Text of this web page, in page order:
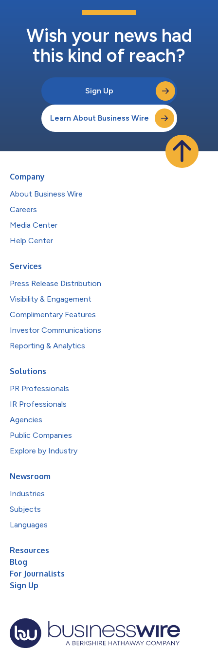
Wish your news had
this kind of reach?
Sign Up
Learn About Business Wire
Company
About Business Wire
Careers
Media Center
Help Center
Services
Press Release Distribution
Visibility & Engagement
Complimentary Features
Investor Communications
Reporting & Analytics
Solutions
PR Professionals
IR Professionals
Agencies
Public Companies
Explore by Industry
Newsroom
Industries
Subjects
Languages
Resources
Blog
For Journalists
Sign Up